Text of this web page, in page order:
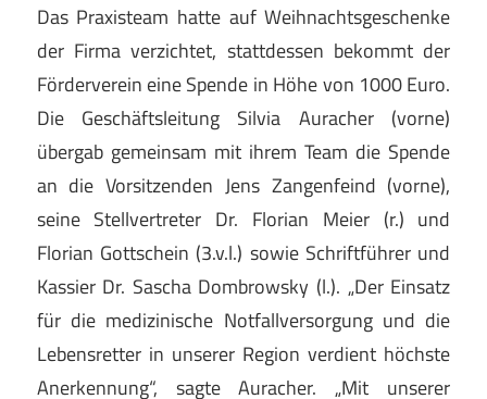
Das Praxisteam hatte auf Weihnachtsgeschenke
der Firma verzichtet, stattdessen bekommt der
Förderverein eine Spende in Höhe von 1000 Euro.
Die Geschäftsleitung Silvia Auracher (vorne)
übergab gemeinsam mit ihrem Team die Spende
an die Vorsitzenden Jens Zangenfeind (vorne),
seine Stellvertreter Dr. Florian Meier (r.) und
Florian Gottschein (3.v.l.) sowie Schriftführer und
Kassier Dr. Sascha Dombrowsky (l.). „Der Einsatz
für die medizinische Notfallversorgung und die
Lebensretter in unserer Region verdient höchste
Anerkennung“, sagte Auracher. „Mit unserer